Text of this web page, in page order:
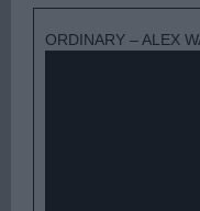
ORDINARY – ALEX